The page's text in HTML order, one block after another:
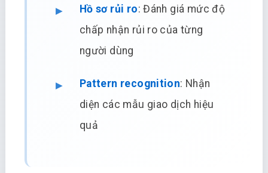
Hồ sơ rủi ro: Đánh giá mức độ
chấp nhận rủi ro của từng
người dùng
Pattern recognition: Nhận
diện các mẫu giao dịch hiệu
quả